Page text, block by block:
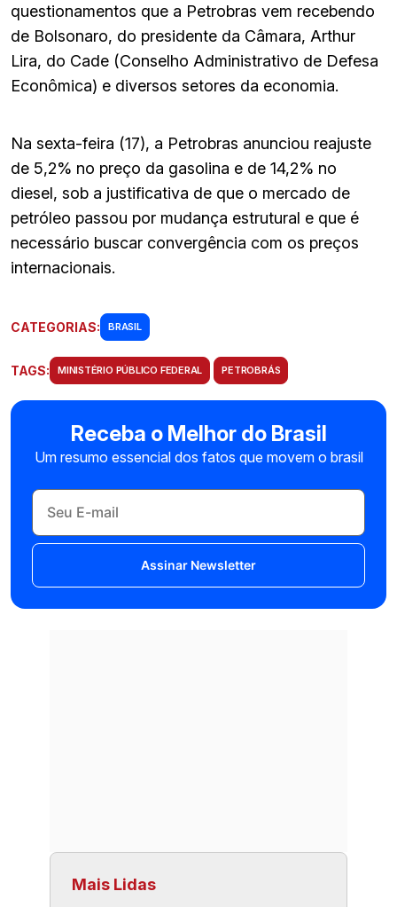
questionamentos que a Petrobras vem recebendo
de Bolsonaro, do presidente da Câmara, Arthur
Lira, do Cade (Conselho Administrativo de Defesa
Econômica) e diversos setores da economia.
Na sexta-feira (17), a Petrobras anunciou reajuste
de 5,2% no preço da gasolina e de 14,2% no
diesel, sob a justificativa de que o mercado de
petróleo passou por mudança estrutural e que é
necessário buscar convergência com os preços
internacionais.
CATEGORIAS: BRASIL
TAGS: MINISTÉRIO PÚBLICO FEDERAL PETROBRÁS
Receba o Melhor do Brasil
Um resumo essencial dos fatos que movem o brasil
Assinar Newsletter
Mais Lidas